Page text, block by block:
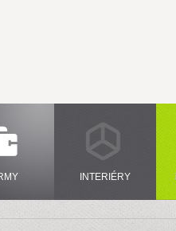
INTERIÉRY